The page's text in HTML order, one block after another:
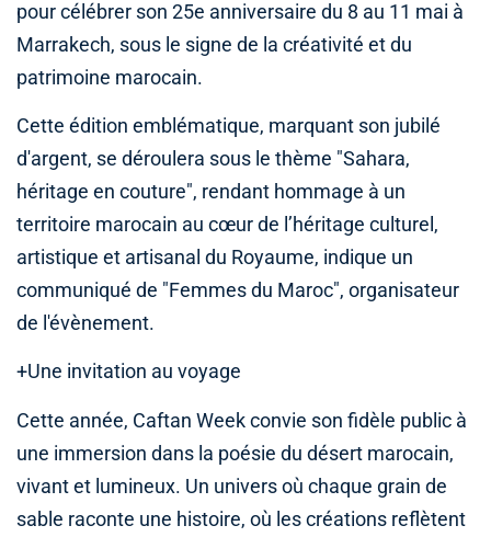
pour célébrer son 25e anniversaire du 8 au 11 mai à
Marrakech, sous le signe de la créativité et du
patrimoine marocain.
Cette édition emblématique, marquant son jubilé
d'argent, se déroulera sous le thème "Sahara,
héritage en couture", rendant hommage à un
territoire marocain au cœur de l’héritage culturel,
artistique et artisanal du Royaume, indique un
communiqué de "Femmes du Maroc", organisateur
de l'évènement.
+Une invitation au voyage
Cette année, Caftan Week convie son fidèle public à
une immersion dans la poésie du désert marocain,
vivant et lumineux. Un univers où chaque grain de
sable raconte une histoire, où les créations reflètent